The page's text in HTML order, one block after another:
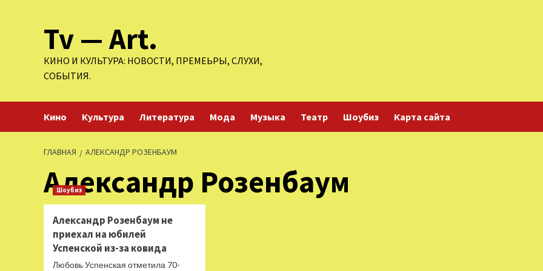
содержимомуTv — Art.
КИНО И КУЛЬТУРА: НОВОСТИ, ПРЕМЕЬРЫ, СЛУХИ,
СОБЫТИЯ.
Кино Культура Литература Мода Музыка Театр Шоубиз Карта сайта
ГЛАВНАЯ АЛЕКСАНДР РОЗЕНБАУМ
Александр Розенбаум
Шоубиз
Александр Розенбаум не
приехал на юбилей
Успенской из-за ковида
Любовь Успенская отметила 70-